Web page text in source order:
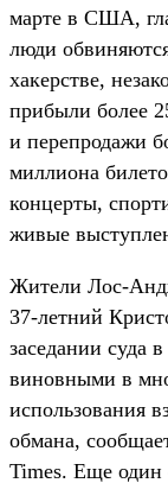
марте в США,
люди
хакерстве,
прибыли более
и перепродажи
миллиона
концерты,
живые
Жители Лос-
37-летний
заседании суда
виновными в
использования
обмана,
Times. Еще